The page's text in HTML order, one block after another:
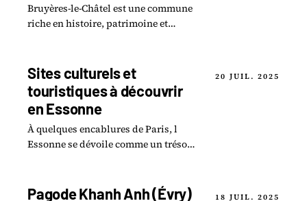
Bruyères-le-Châtel est une commune
riche en histoire, patrimoine et
locale, vous.
Sites culturels et
touristiques à découvrir
en Essonne
À quelques encablures de Paris, l
Essonne se dévoile comme un trésor
touristiques.
20 JUIL. 2025
Pagode Khanh Anh (Évry)
18 JUIL. 2025